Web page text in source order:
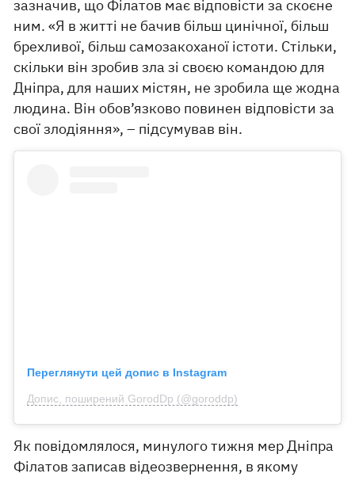
зазначив, що Філатов має відповісти за скоєне
ним. «Я в житті не бачив більш цинічної, більш
брехливої, більш самозакоханої істоти. Стільки,
скільки він зробив зла зі своєю командою для
Дніпра, для наших містян, не зробила ще жодна
людина. Він обов’язково повинен відповісти за
свої злодіяння», – підсумував він.
Переглянути цей допис в Instagram
Допис, поширений GorodDp (@goroddp)
Як повідомлялося, минулого тижня мер Дніпра
Філатов записав відеозвернення, в якому